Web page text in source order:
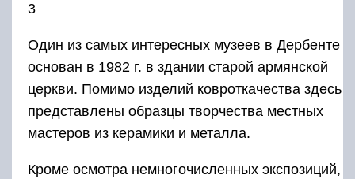
3
Один из самых интересных музеев в Дербенте
основан в 1982 г. в здании старой армянской
церкви. Помимо изделий ковроткачества здесь
представлены образцы творчества местных
мастеров из керамики и металла.
Кроме осмотра немногочисленных экспозиций,